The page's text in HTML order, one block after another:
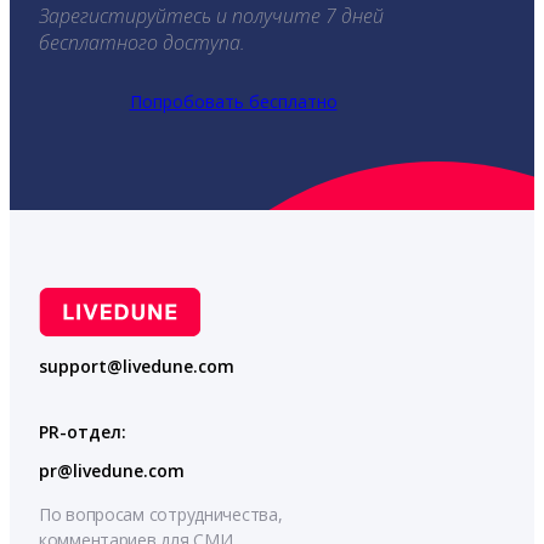
Зарегистируйтесь и получите 7 дней
бесплатного доступа.
Попробовать бесплатно
support@livedune.com
PR-отдел:
pr@livedune.com
По вопросам сотрудничества,